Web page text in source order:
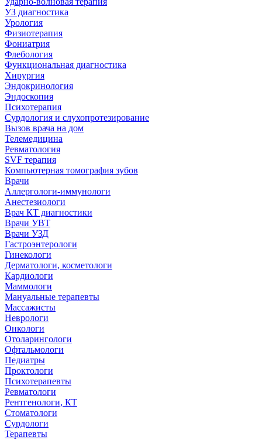
УЗ диагностика
Урология
Физиотерапия
Фониатрия
Флебология
Функциональная диагностика
Хирургия
Эндокринология
Эндоскопия
Психотерапия
Сурдология и слухопротезирование
Вызов врача на дом
Телемедицина
Ревматология
SVF терапия
Компьютерная томография зубов
Врачи
Аллергологи-иммунологи
Анестезиологи
Врач КТ диагностики
Врачи УВТ
Врачи УЗД
Гастроэнтерологи
Гинекологи
Дерматологи, косметологи
Кардиологи
Маммологи
Мануальные терапевты
Массажисты
Неврологи
Онкологи
Отоларингологи
Офтальмологи
Педиатры
Проктологи
Психотерапевты
Ревматологи
Рентгенологи, КТ
Стоматологи
Сурдологи
Терапевты